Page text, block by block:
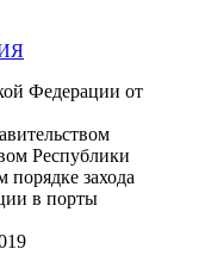
Федерации от
Республики
захода
в порты